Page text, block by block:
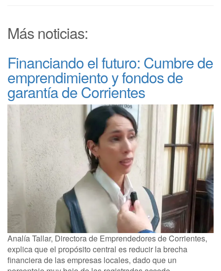
Más noticias:
Financiando el futuro: Cumbre de
emprendimiento y fondos de
garantía de Corrientes
Analía Tallar, Directora de Emprendedores de Corrientes,
explica que el propósito central es reducir la brecha
financiera de las empresas locales, dado que un